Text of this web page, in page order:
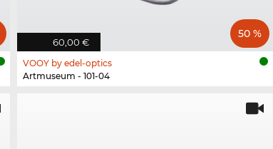
60,00 €
50 %
VOOY by edel-optics
Artmuseum - 101-04